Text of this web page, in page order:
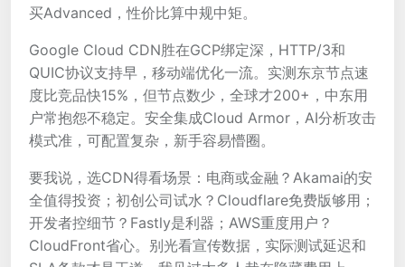
买Advanced，性价比算中规中矩。
Google Cloud CDN胜在GCP绑定深，HTTP/3和
QUIC协议支持早，移动端优化一流。实测东京节点速
度比竞品快15%，但节点数少，全球才200+，中东用
户常抱怨不稳定。安全集成Cloud Armor，AI分析攻击
模式准，可配置复杂，新手容易懵圈。
要我说，选CDN得看场景：电商或金融？Akamai的安
全值得投资；初创公司试水？Cloudflare免费版够用；
开发者控细节？Fastly是利器；AWS重度用户？
CloudFront省心。别光看宣传数据，实际测试延迟和